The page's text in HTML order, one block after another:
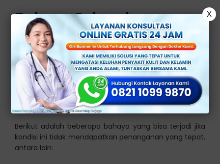
Bahaya Selangkangan
Lecet
Jika tidak segera tertangani, selangkangan lecet tidak
hanya menyebabkan rasa tidak nyaman. Namun, juga
bisa menjadi pintu masuk bagi bakteri untuk
menginfeksi.
Berikut adalah beberapa bahaya yang bisa terjadi jika
kondisi ini tidak mendapatkan penanganan yang tepat,
antara lain:
X